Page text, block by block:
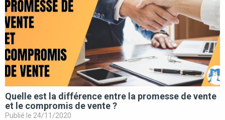
Quelle est la différence entre la promesse de vente
et le compromis de vente ?
Publié le 24/11/2020